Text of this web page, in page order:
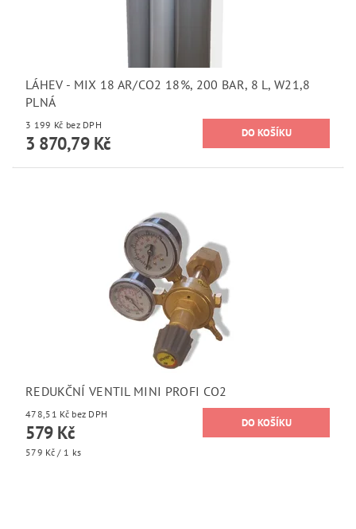
LÁHEV - MIX 18 AR/CO2 18%, 200 BAR, 8 L, W21,8
PLNÁ
3 199 Kč bez DPH
3 870,79 Kč
REDUKČNÍ VENTIL MINI PROFI CO2
478,51 Kč bez DPH
579 Kč
579 Kč / 1 ks